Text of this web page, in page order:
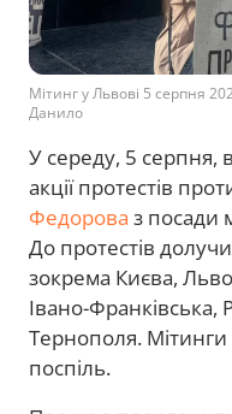
Мітинг у Львові 5 серпня
Данило
У середу, 5 серпня,
акції протестів
Федорова з посади
До протестів
зокрема Києва,
Івано-Франківська,
Тернополя.
поспіль.